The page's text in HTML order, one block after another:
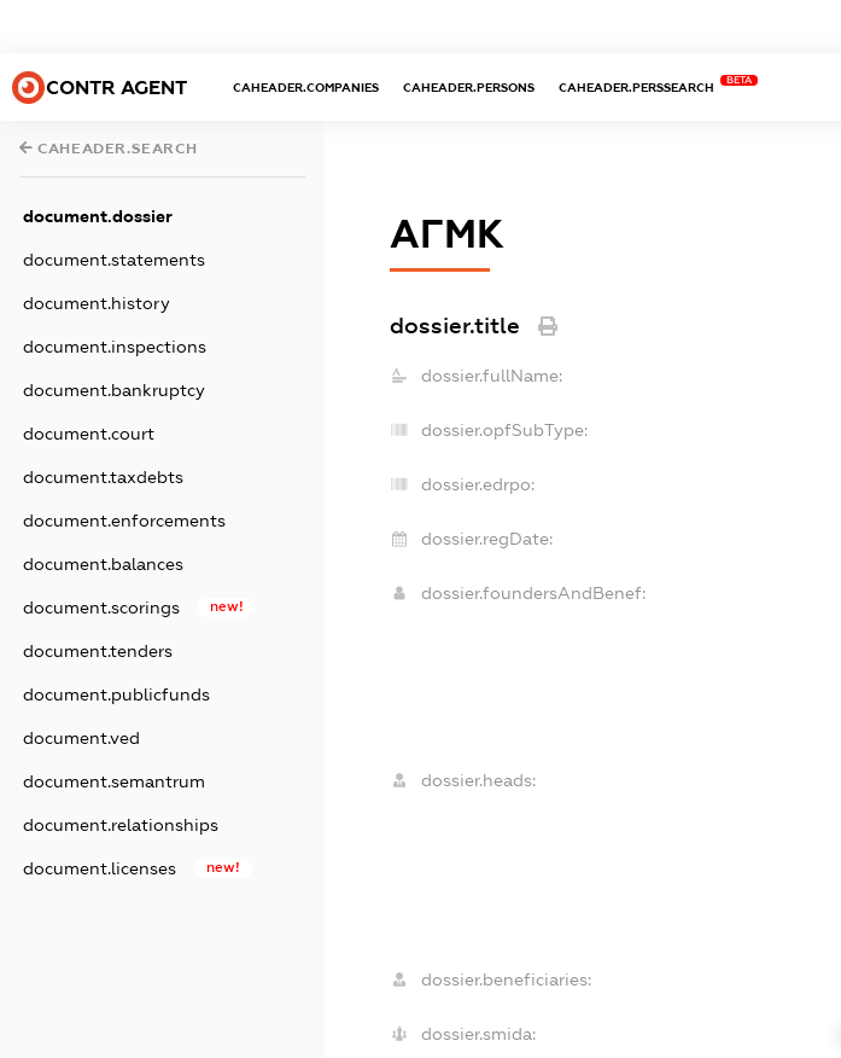
CONTR AGENT CAHEADER.COMPANIES CAHEADER.PERSONS CAHEADER.PERSSEARCH
BETA
CAHEADER.SEARCH
document.dossier
document.statements
document.history
document.inspections
document.bankruptcy
document.court
document.taxdebts
document.enforcements
document.balances
document.scorings new!
document.tenders
document.publicfunds
document.ved
document.semantrum
document.relationships
document.licenses new!
АГМК
dossier.title
dossier.fullName:
dossier.opfSubType:
dossier.edrpo:
dossier.regDate:
dossier.foundersAndBenef:
dossier.heads:
dossier.beneficiaries:
dossier.smida: